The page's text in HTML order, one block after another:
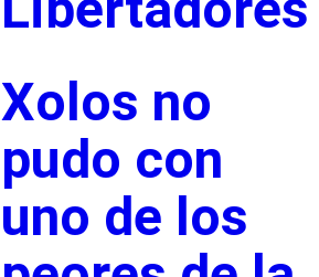
Xolos no
pudo con
uno de los